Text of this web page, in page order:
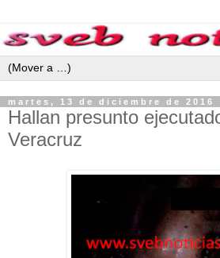
martes, 13 de diciembre de 2016
Hallan presunto
Veracruz